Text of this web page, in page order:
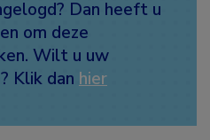
Dan heeft u
om deze
Wilt u uw
Klik dan hier